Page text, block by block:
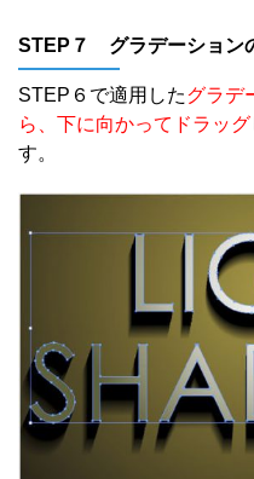
STEP７ グラデーション
STEP６で適用したグラデ
ら、下に向かってドラッグ
す。